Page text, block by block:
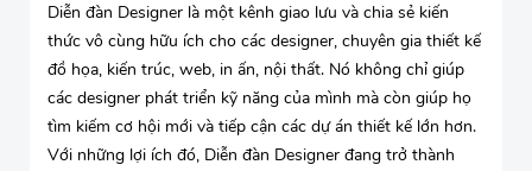
Diễn đàn Designer là một kênh giao lưu và chia sẻ kiến
thức vô cùng hữu ích cho các designer, chuyên gia thiết kế
đồ họa, kiến trúc, web, in ấn, nội thất. Nó không chỉ giúp
các designer phát triển kỹ năng của mình mà còn giúp họ
tìm kiếm cơ hội mới và tiếp cận các dự án thiết kế lớn hơn.
Với những lợi ích đó, Diễn đàn Designer đang trở thành